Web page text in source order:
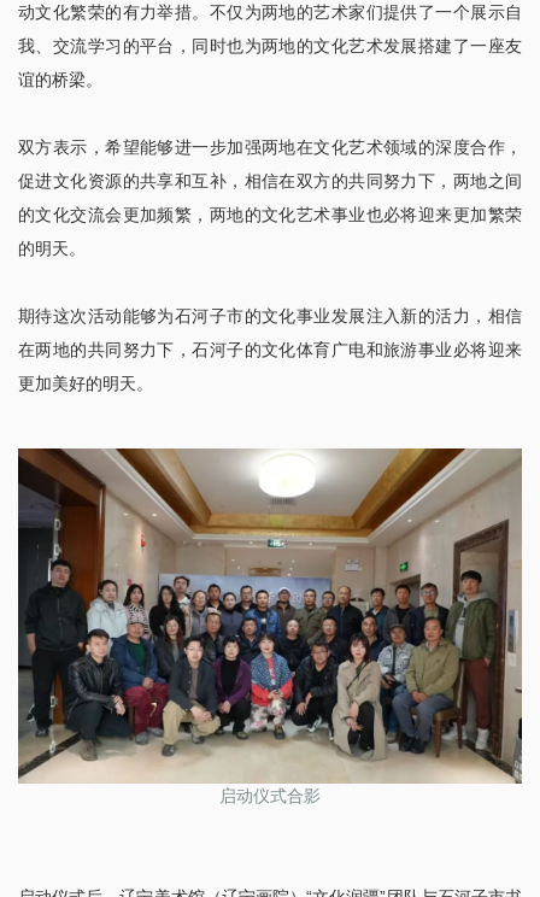
动文化繁荣的有力举措。不仅为两地的艺术家们提供了一个展示自
我、交流学习的平台，同时也为两地的文化艺术发展搭建了一座友
谊的桥梁。
双方表示，希望能够进一步加强两地在文化艺术领域的深度合作，
促进文化资源的共享和互补，相信在双方的共同努力下，两地之间
的文化交流会更加频繁，两地的文化艺术事业也必将迎来更加繁荣
的明天。
期待这次活动能够为石河子市的文化事业发展注入新的活力，相信
在两地的共同努力下，石河子的文化体育广电和旅游事业必将迎来
更加美好的明天。
启动仪式合影